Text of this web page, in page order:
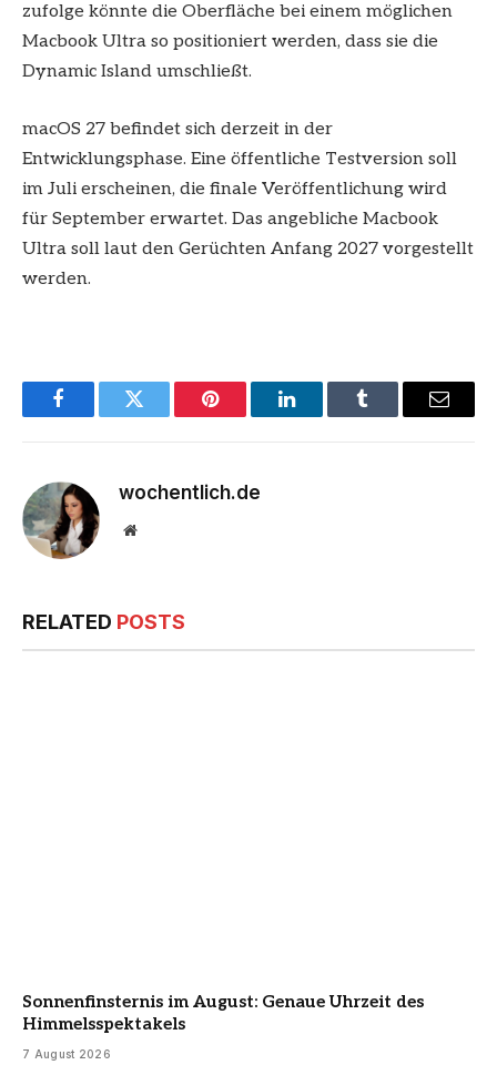
zufolge könnte die Oberfläche bei einem möglichen
Macbook Ultra so positioniert werden, dass sie die
Dynamic Island umschließt.
macOS 27 befindet sich derzeit in der
Entwicklungsphase. Eine öffentliche Testversion soll
im Juli erscheinen, die finale Veröffentlichung wird
für September erwartet. Das angebliche Macbook
Ultra soll laut den Gerüchten Anfang 2027 vorgestellt
werden.
FacebookTwitter Pinterest LinkedInTumblr Email
wochentlich.de
Website
RELATED POSTS
Sonnenfinsternis im August: Genaue Uhrzeit des
Himmelsspektakels
7 August 2026